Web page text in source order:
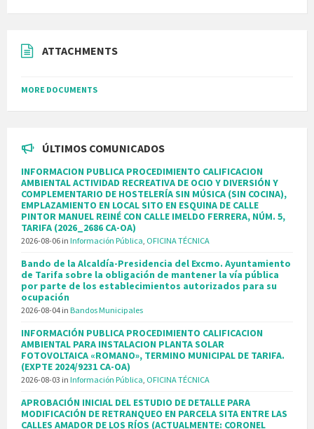
ATTACHMENTS
MORE DOCUMENTS
ÚLTIMOS COMUNICADOS
INFORMACION PUBLICA PROCEDIMIENTO CALIFICACION
AMBIENTAL ACTIVIDAD RECREATIVA DE OCIO Y DIVERSIÓN Y
COMPLEMENTARIO DE HOSTELERÍA SIN MÚSICA (SIN COCINA),
EMPLAZAMIENTO EN LOCAL SITO EN ESQUINA DE CALLE
PINTOR MANUEL REINÉ CON CALLE IMELDO FERRERA, NÚM. 5,
TARIFA (2026_2686 CA-OA)
2026-08-06 in Información Pública, OFICINA TÉCNICA
Bando de la Alcaldía-Presidencia del Excmo. Ayuntamiento
de Tarifa sobre la obligación de mantener la vía pública
por parte de los establecimientos autorizados para su
ocupación
2026-08-04 in Bandos Municipales
INFORMACIÓN PUBLICA PROCEDIMIENTO CALIFICACION
AMBIENTAL PARA INSTALACION PLANTA SOLAR
FOTOVOLTAICA «ROMANO», TERMINO MUNICIPAL DE TARIFA.
(EXPTE 2024/9231 CA-OA)
2026-08-03 in Información Pública, OFICINA TÉCNICA
APROBACIÓN INICIAL DEL ESTUDIO DE DETALLE PARA
MODIFICACIÓN DE RETRANQUEO EN PARCELA SITA ENTRE LAS
CALLES AMADOR DE LOS RÍOS (ACTUALMENTE: CORONEL